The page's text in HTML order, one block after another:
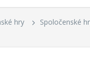
hry
Spoločenské